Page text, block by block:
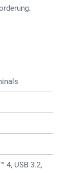
4, USB 3.2,